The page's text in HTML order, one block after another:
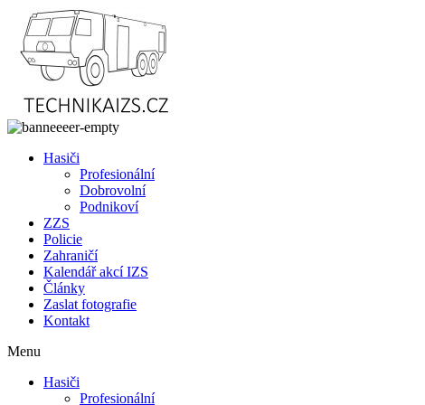
Přejít
obsahu
Hasiči
Profesionální
Dobrovolní
Podnikoví
ZZS
Policie
Zahraničí
Kalendář akcí IZS
Články
Zaslat fotografie
Kontakt
Menu
Hasiči
Profesionální